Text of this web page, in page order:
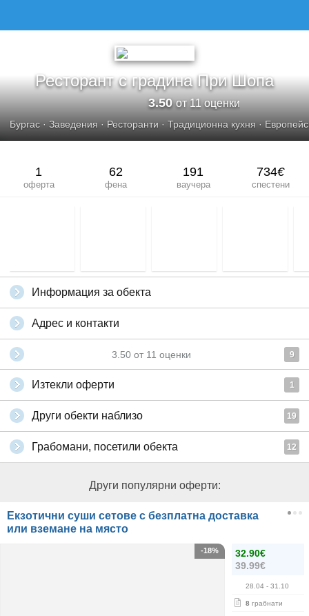
Ресторант с градина При Шопа
3.50от 11 оценки
Бургас · Заведения · Ресторанти · Традиционна кухня ·
1
оферта
62
фена
191
ваучера
734€
спестени
Информация за обекта
Адрес и контакти
3.50 от 11 оценки 9
Изтекли оферти 1
Други обекти наблизо 19
Грабомани, посетили обекта 12
Други популярни оферти:
Екзотични суши сетове с безплатна доставка
или вземане на място
32.90€
39.99€
28.04 - 31.10
8 грабнати
-18%